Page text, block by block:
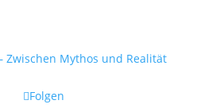
Zwischen Mythos und Realität
Folgen